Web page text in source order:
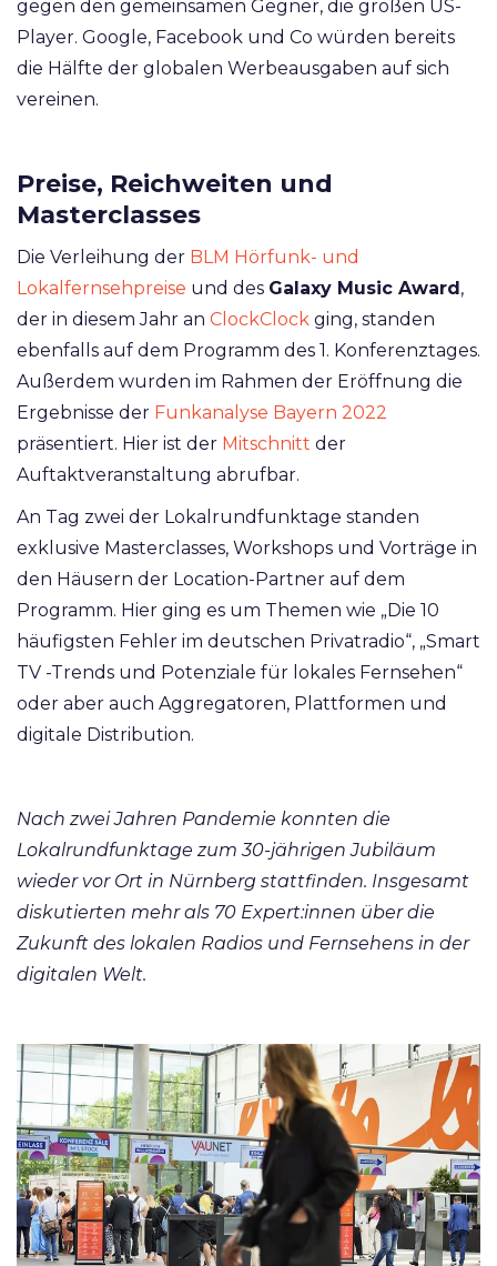
gegen den gemeinsamen Gegner, die großen US-
Player. Google, Facebook und Co würden bereits
die Hälfte der globalen Werbeausgaben auf sich
vereinen.
Preise, Reichweiten und
Masterclasses
Die Verleihung der BLM Hörfunk- und
Lokalfernsehpreise und des Galaxy Music Award ,
der in diesem Jahr an ClockClock ging, standen
ebenfalls auf dem Programm des 1. Konferenztages.
Außerdem wurden im Rahmen der Eröffnung die
Ergebnisse der Funkanalyse Bayern 2022
präsentiert. Hier ist der Mitschnitt der
Auftaktveranstaltung abrufbar.
An Tag zwei der Lokalrundfunktage standen
exklusive Masterclasses, Workshops und Vorträge in
den Häusern der Location-Partner auf dem
Programm. Hier ging es um Themen wie „Die 10
häufigsten Fehler im deutschen Privatradio“, „Smart
TV -Trends und Potenziale für lokales Fernsehen“
oder aber auch Aggregatoren, Plattformen und
digitale Distribution.
Nach zwei Jahren Pandemie konnten die
Lokalrundfunktage zum 30-jährigen Jubiläum
wieder vor Ort in Nürnberg stattfinden. Insgesamt
diskutierten mehr als 70 Expert:innen über die
Zukunft des lokalen Radios und Fernsehens in der
digitalen Welt.